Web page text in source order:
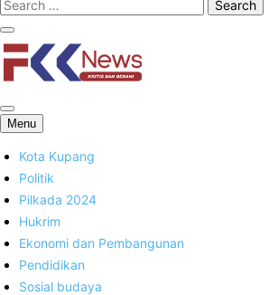
FKK News
Menu
Kota Kupang
Politik
Pilkada 2024
Hukrim
Ekonomi dan Pembangunan
Pendidikan
Sosial budaya